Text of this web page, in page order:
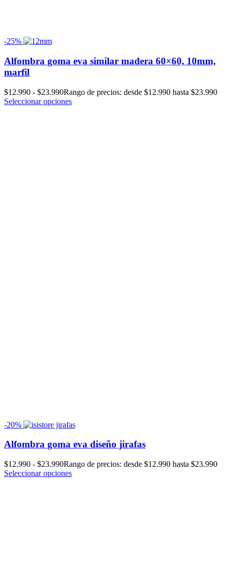
-25%
Alfombra goma eva similar madera 60×60, 10mm,
marfil
$12.990 - $23.990Rango de precios: desde $12.990 hasta $23.990
Seleccionar opciones
-20%
Alfombra goma eva diseño jirafas
$12.990 - $23.990Rango de precios: desde $12.990 hasta $23.990
Seleccionar opciones